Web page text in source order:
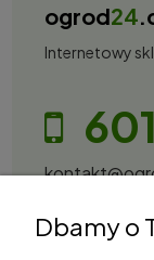
ogrod24
Internetowy
Gorzowska
Dbamy o